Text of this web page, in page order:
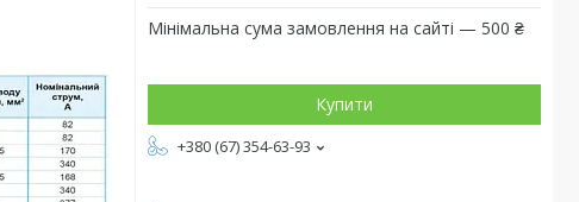
Мінімальна сума замовлення на сайті — 500 ₴
Купити
+380 (67) 354-63-93